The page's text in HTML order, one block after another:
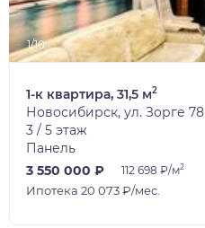
1/10
1-к квартира, 31,5 м2
Новосибирск, ул. Зорге 78
3 / 5 этаж
Панель
3 550 000 ₽
112 698 ₽/м2
Ипотека 20 073 ₽/мес.